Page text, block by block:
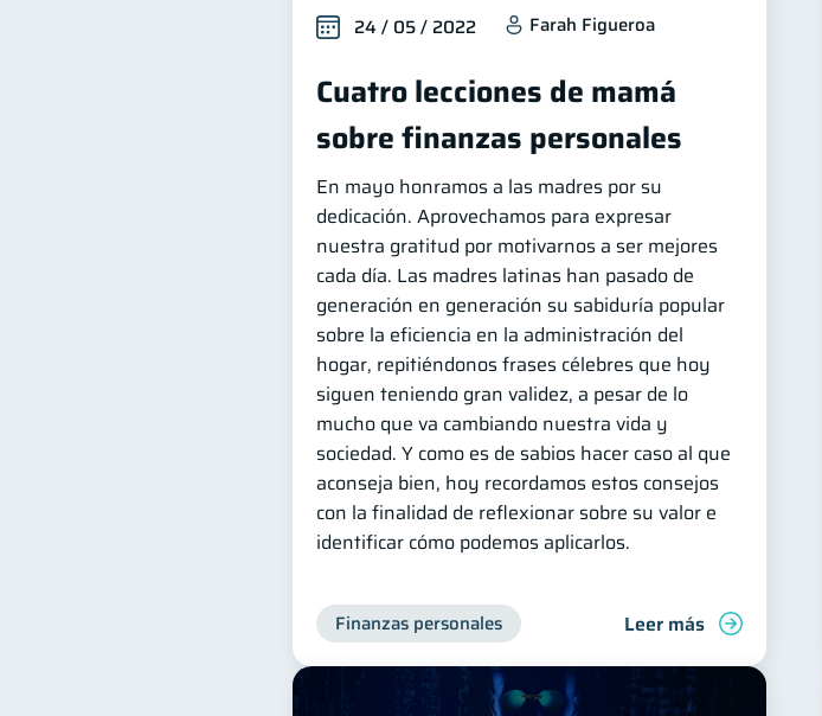
24 / 05 / 2022 Farah Figueroa
Cuatro lecciones de mamá
sobre finanzas personales
En mayo honramos a las madres por su
dedicación. Aprovechamos para expresar
nuestra gratitud por motivarnos a ser mejores
cada día. Las madres latinas han pasado de
generación en generación su sabiduría popular
sobre la eficiencia en la administración del
hogar, repitiéndonos frases célebres que hoy
siguen teniendo gran validez, a pesar de lo
mucho que va cambiando nuestra vida y
sociedad. Y como es de sabios hacer caso al que
aconseja bien, hoy recordamos estos consejos
con la finalidad de reflexionar sobre su valor e
identificar cómo podemos aplicarlos.
Finanzas personales Leer más